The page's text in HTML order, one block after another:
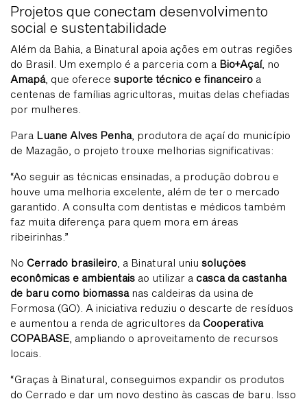
Projetos que conectam desenvolvimento
social e sustentabilidade
Além da Bahia, a Binatural apoia ações em outras regiões
do Brasil. Um exemplo é a parceria com a Bio+Açaí, no
Amapá, que oferece suporte técnico e financeiro a
centenas de famílias agricultoras, muitas delas chefiadas
por mulheres.
Para Luane Alves Penha, produtora de açaí do município
de Mazagão, o projeto trouxe melhorias significativas:
“Ao seguir as técnicas ensinadas, a produção dobrou e
houve uma melhoria excelente, além de ter o mercado
garantido. A consulta com dentistas e médicos também
faz muita diferença para quem mora em áreas
ribeirinhas.”
No Cerrado brasileiro , a Binatural uniu soluções
econômicas e ambientais ao utilizar a casca da castanha
de baru como biomassanas caldeiras da usina de
Formosa (GO). A iniciativa reduziu o descarte de resíduos
e aumentou a renda de agricultores da Cooperativa
COPABASE , ampliando o aproveitamento de recursos
locais.
“Graças à Binatural, conseguimos expandir os produtos
do Cerrado e dar um novo destino às cascas de baru. Isso